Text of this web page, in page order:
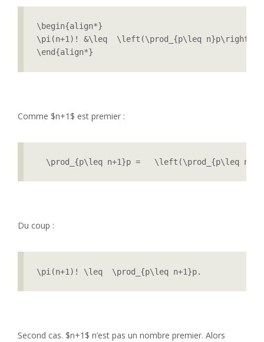
\begin{align*}
\pi(n+1)! &\leq  \left(\prod_{p\leq n}p\right)
\end{align*}
Comme $n+1$ est premier :
\prod_{p\leq n+1}p =   \left(\prod_{p\leq
Du coup :
\pi(n+1)! \leq  \prod_{p\leq n+1}p.
Second cas. $n+1$ n’est pas un nombre premier. Alors